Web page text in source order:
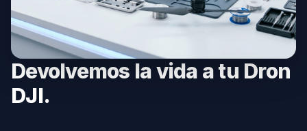
Devolvemos la vida a tu Dron
DJI.